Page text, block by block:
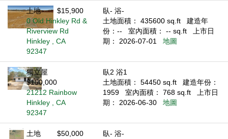
土地
$15,900
0 Old Hinkley Rd &
Riverview Rd
Hinkley , CA
92347
臥- 浴-
土地面積： 435600 sq.ft
建造年
份：--
室內面積： -- sq.ft
上市日
期： 2026-07-01
地圖
獨立屋
$150,000
21212 Rainbow
Hinkley , CA
92347
臥2 浴1
土地面積： 54450 sq.ft
建造年份：
1959
室內面積： 768 sq.ft
上市日
期： 2026-06-30
地圖
土地
$50,000
臥- 浴-